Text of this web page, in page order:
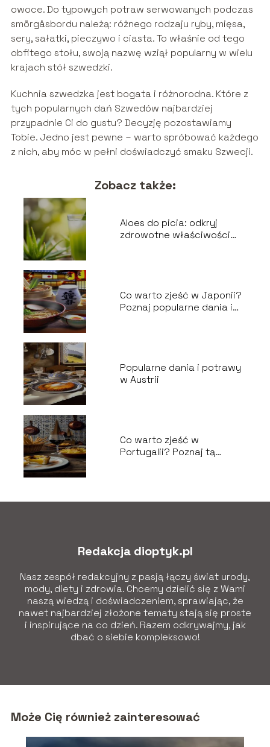
owoce. Do typowych potraw serwowanych podczas
smörgåsbordu należą: różnego rodzaju ryby, mięsa,
sery, sałatki, pieczywo i ciasta. To właśnie od tego
obfitego stołu, swoją nazwę wziął popularny w wielu
krajach stół szwedzki.
Kuchnia szwedzka jest bogata i różnorodna. Które z
tych popularnych dań Szwedów najbardziej
przypadnie Ci do gustu? Decyzję pozostawiamy
Tobie. Jedno jest pewne – warto spróbować każdego
z nich, aby móc w pełni doświadczyć smaku Szwecji.
Zobacz także:
Aloes do picia: odkryj
zdrowotne właściwości
Co warto zjeść w Japonii?
Poznaj popularne dania i
Popularne dania i potrawy
w Austrii
Co warto zjeść w
Portugalii? Poznaj tą
Redakcja dioptyk.pl
Nasz zespół redakcyjny z pasją łączy świat urody,
mody, diety i zdrowia. Chcemy dzielić się z Wami
naszą wiedzą i doświadczeniem, sprawiając, że
nawet najbardziej złożone tematy stają się proste
i inspirujące na co dzień. Razem odkrywajmy, jak
dbać o siebie kompleksowo!
Może Cię również zainteresować